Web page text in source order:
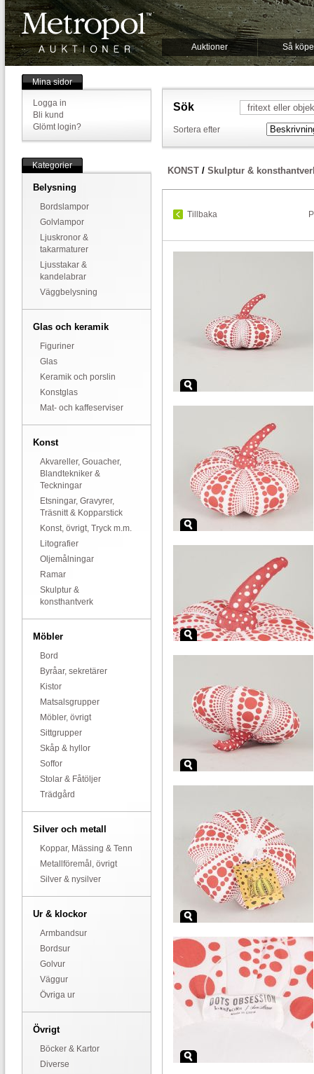
Auktioner Så
Mina sidor
Logga in
Bli kund
Glömt login?
Kategorier
Belysning
Bordslampor
Golvlampor
Ljuskronor &
takarmaturer
Ljusstakar &
kandelabrar
Väggbelysning
Glas och keramik
Figuriner
Glas
Keramik och porslin
Konstglas
Mat- och kaffeserviser
Konst
Akvareller, Gouacher,
Blandtekniker &
Teckningar
Etsningar, Gravyrer,
Träsnitt & Kopparstick
Konst, övrigt, Tryck m.m.
Litografier
Oljemålningar
Ramar
Skulptur &
konsthantverk
Möbler
Bord
Byråar, sekretärer
Kistor
Matsalsgrupper
Möbler, övrigt
Sittgrupper
Skåp & hyllor
Soffor
Stolar & Fåtöljer
Trädgård
Silver och metall
Koppar, Mässing & Tenn
Metallföremål, övrigt
Silver & nysilver
Ur & klockor
Armbandsur
Bordsur
Golvur
Väggur
Övriga ur
Övrigt
Böcker & Kartor
Diverse
Sök
Sortera efter
KONST / Skulptur &
Tillbaka